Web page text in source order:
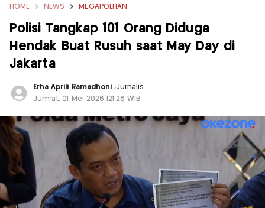
HOME NEWS MEGAPOLITAN
Polisi Tangkap 101 Orang Diduga
Hendak Buat Rusuh saat May Day di
Jakarta
Erha Aprili Ramadhoni,Jurnalis
Jum'at, 01 Mei 2026 |21:28 WIB